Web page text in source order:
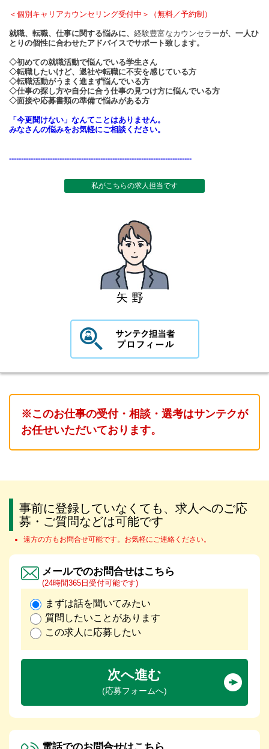
＜個別キャリアカウンセリング受付中＞（無料／予約制）
就職、転職、仕事に関する悩みに、 経験豊富なカウンセラーが、一人ひ
とりの個性に合わせたアドバイスでサポート致します。
◇初めての就職活動で悩んでいる学生さん
◇転職したいけど、退社や転職に不安を感じている方
◇転職活動がうまく進まず悩んでいる方
◇仕事の探し方や自分に合う仕事の見つけ方に悩んでいる方
◇面接や応募書類の準備で悩みがある方
「今更聞けない」なんてことはありません。
みなさんの悩みをお気軽にご相談ください。
----------------------------------------------------------------------------
私がこちらの求人担当です
※このお仕事の受付・相談・選考はサンテクが
お任せいただいております。
事前に登録していなくても、求人へのご応
募・ご質問などは可能です
遠方の方もお問合せ可能です。お気軽にご連絡ください。
メールでのお問合せはこちら
(24時間365日受付可能です)
まずは話を聞いてみたい
質問したいことがあります
この求人に応募したい
次へ進む
(応募フォームへ)